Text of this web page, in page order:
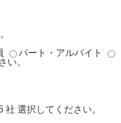
パート・アルバイト
い。
社 選択してください。